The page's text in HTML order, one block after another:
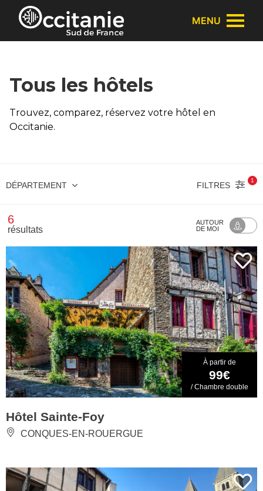
Panneau de gestion des cookies
MENU
Tous les hôtels
Trouvez, comparez, réservez votre hôtel en
Occitanie.
DÉPARTEMENT FILTRES
1
6
résultats
AUTOUR
DE MOI
À partir de
99€
/ Chambre double
Hôtel Sainte-Foy
CONQUES-EN-ROUERGUE